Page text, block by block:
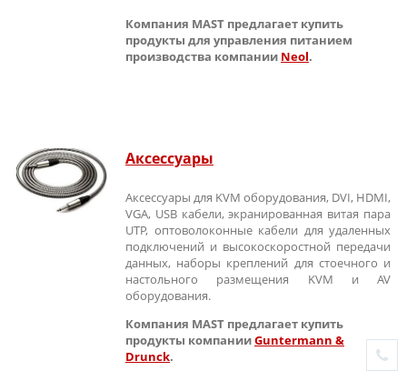
Компания MAST предлагает купить
продукты для управления питанием
производства компании Neol.
Аксессуары
Аксессуары для KVM оборудования, DVI, HDMI,
VGA, USB кабели, экранированная витая пара
UTP, оптоволоконные кабели для удаленных
подключений и высокоскоростной передачи
данных, наборы креплений для стоечного и
настольного размещения KVM и AV
оборудования.
Компания MAST предлагает купить
продукты компанииGuntermann &
Drunck.